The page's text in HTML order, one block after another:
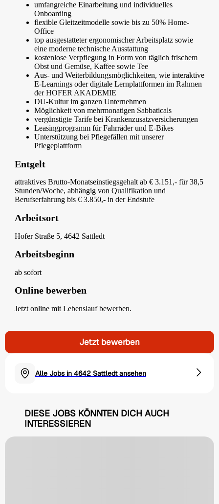
umfangreiche Einarbeitung und individuelles
Onboarding
flexible Gleitzeitmodelle sowie bis zu 50% Home-
Office
top ausgestatteter ergonomischer Arbeitsplatz sowie
eine moderne technische Ausstattung
kostenlose Verpflegung in Form von täglich frischem
Obst und Gemüse, Kaffee sowie Tee
Aus- und Weiterbildungsmöglichkeiten, wie interaktive
E-Learnings oder digitale Lernplattformen im Rahmen
der HOFER AKADEMIE
DU-Kultur im ganzen Unternehmen
Möglichkeit von mehrmonatigen Sabbaticals
vergünstigte Tarife bei Krankenzusatzversicherungen
Leasingprogramm für Fahrräder und E-Bikes
Unterstützung bei Pflegefällen mit unserer
Pflegeplattform
Entgelt
attraktives Brutto-Monatseinstiegsgehalt ab € 3.151,- für 38,5
Stunden/Woche, abhängig von Qualifikation und
Berufserfahrung bis € 3.850,- in der Endstufe
Arbeitsort
Hofer Straße 5, 4642 Sattledt
Arbeitsbeginn
ab sofort
Online bewerben
Jetzt online mit Lebenslauf bewerben.
Jetzt bewerben
Alle Jobs in 4642 Sattledt ansehen
DIESE JOBS KÖNNTEN DICH AUCH
INTERESSIEREN